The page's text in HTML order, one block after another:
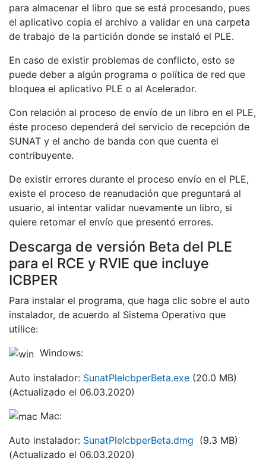
para almacenar el libro que se está procesando, pues
el aplicativo copia el archivo a validar en una carpeta
de trabajo de la partición donde se instaló el PLE.
En caso de existir problemas de conflicto, esto se
puede deber a algún programa o política de red que
bloquea el aplicativo PLE o al Acelerador.
Con relación al proceso de envío de un libro en el PLE,
éste proceso dependerá del servicio de recepción de
SUNAT y el ancho de banda con que cuenta el
contribuyente.
De existir errores durante el proceso envío en el PLE,
existe el proceso de reanudación que preguntará al
usuario, al intentar validar nuevamente un libro, si
quiere retomar el envío que presentó errores.
Descarga de versión Beta del PLE
para el RCE y RVIE que incluye
ICBPER
Para instalar el programa, que haga clic sobre el auto
instalador, de acuerdo al Sistema Operativo que
utilice:
Windows:
Auto instalador: SunatPleIcbperBeta.exe (20.0 MB)
(Actualizado el 06.03.2020)
Mac:
Auto instalador: SunatPleIcbperBeta.dmg (9.3 MB)
(Actualizado el 06.03.2020)